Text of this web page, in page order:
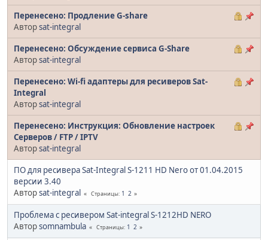
Перенесено: Продление G-share
Авторsat-integral
Перенесено: Обсуждение сервиса G-Share
Авторsat-integral
Перенесено: Wi-fi адаптеры для ресиверов Sat-
Integral
Авторsat-integral
Перенесено: Инструкция: Обновление настроек
Серверов / FTP / IPTV
Авторsat-integral
ПО для ресивера Sat-Integral S-1211 HD Nero от 01.04.2015
версии 3.40
Авторsat-integral Страницы 1 2
Проблема с ресивером Sat-integral S-1212HD NERO
Авторsomnambula Страницы 1 2